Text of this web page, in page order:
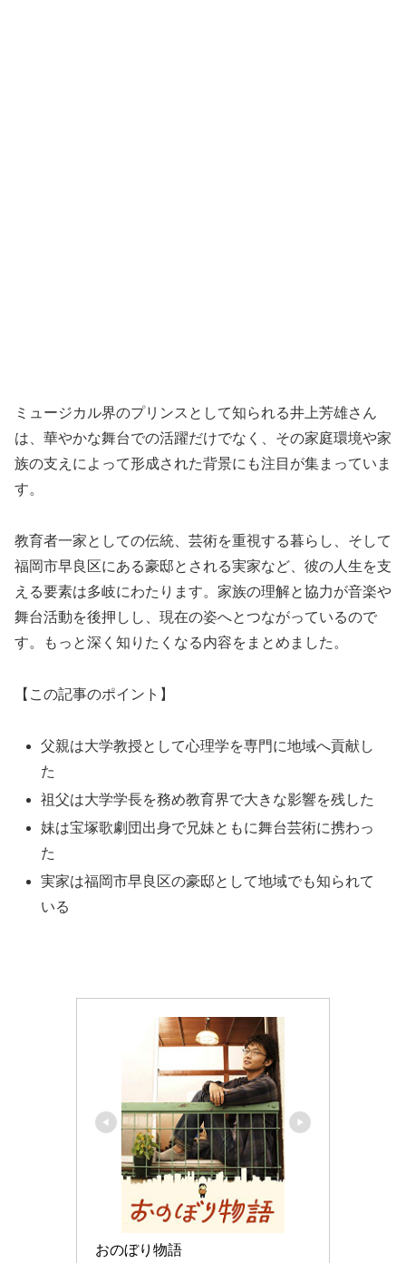
ミュージカル界のプリンスとして知られる井上芳雄さん
は、華やかな舞台での活躍だけでなく、その家庭環境や家
族の支えによって形成された背景にも注目が集まっていま
す。
教育者一家としての伝統、芸術を重視する暮らし、そして
福岡市早良区にある豪邸とされる実家など、彼の人生を支
える要素は多岐にわたります。家族の理解と協力が音楽や
舞台活動を後押しし、現在の姿へとつながっているので
す。もっと深く知りたくなる内容をまとめました。
【この記事のポイント】
父親は大学教授として心理学を専門に地域へ貢献し
た
祖父は大学学長を務め教育界で大きな影響を残した
妹は宝塚歌劇団出身で兄妹ともに舞台芸術に携わっ
た
実家は福岡市早良区の豪邸として地域でも知られて
いる
おのぼり物語